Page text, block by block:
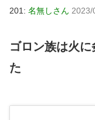
201: 名無しさん 2023/
ゴロン族は火
た